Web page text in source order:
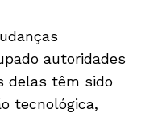
autoridades
delas têm sido
tecnológica,